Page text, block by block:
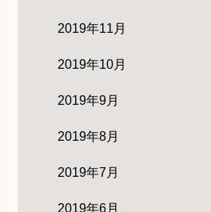
2019年11月
2019年10月
2019年9月
2019年8月
2019年7月
2019年6月